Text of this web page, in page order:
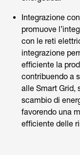
Integrazione
promuove
con le reti
integrazione
efficiente la
contribuendo a
alle Smart Grid,
scambio di
favorendo una
efficiente delle